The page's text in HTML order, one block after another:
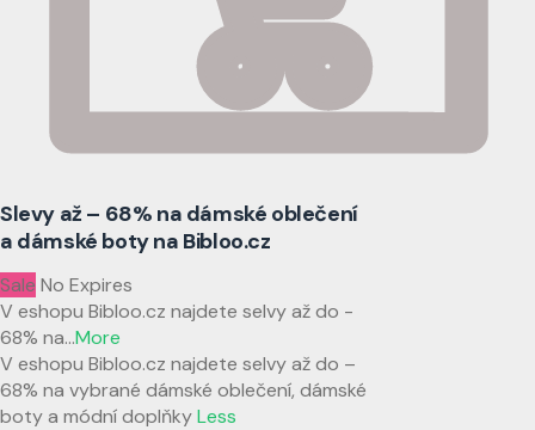
Slevy až – 68% na dámské oblečení
a dámské boty na Bibloo.cz
Sale No Expires
V eshopu Bibloo.cz najdete selvy až do -
68% na...More
V eshopu Bibloo.cz najdete selvy až do –
68% na vybrané dámské oblečení, dámské
boty a módní doplňkyLess